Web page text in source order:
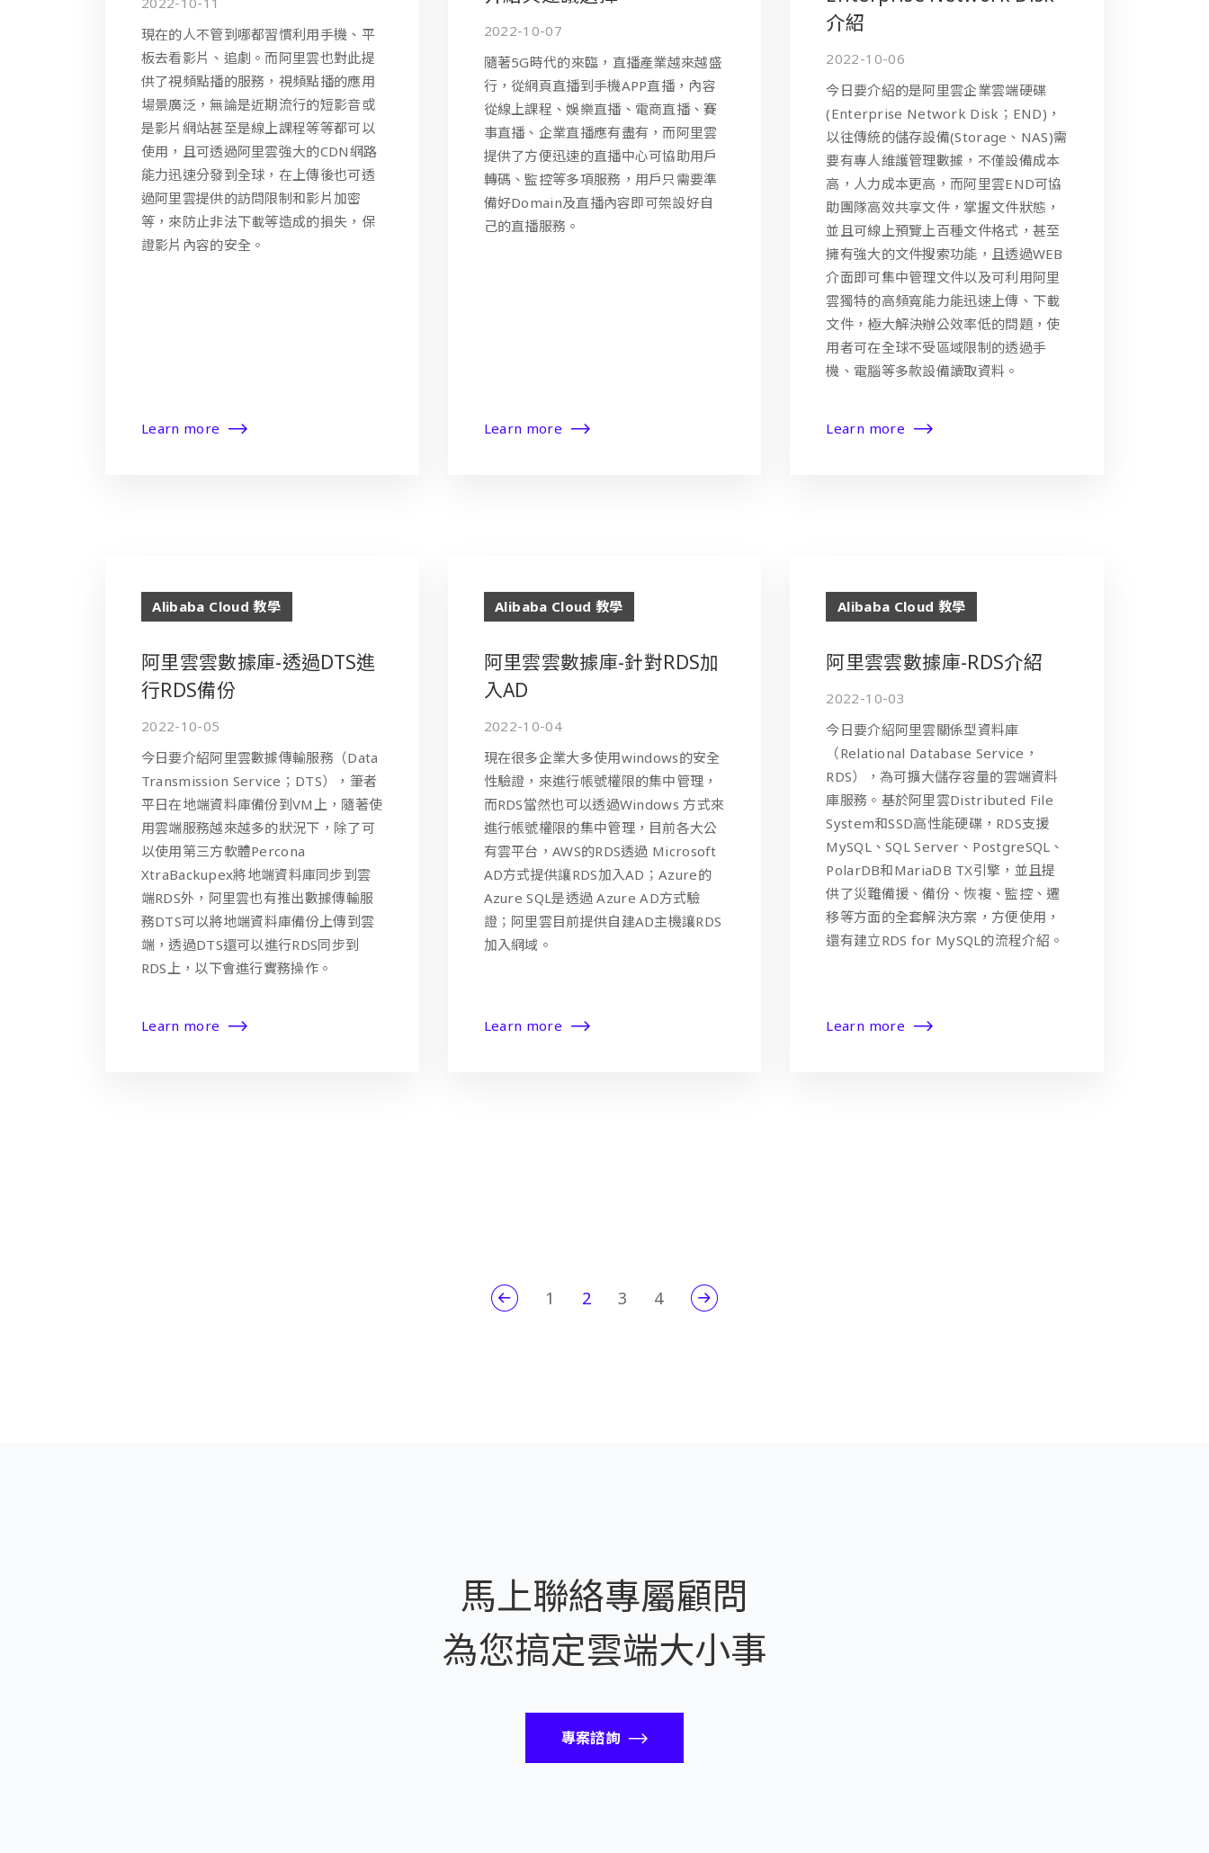
現在的人不管到哪都習慣利用手機、平
板去看影片、追劇。而阿里雲也對此提
供了視頻點播的服務，視頻點播的應用
場景廣泛，無論是近期流行的短影音或
是影片網站甚至是線上課程等等都可以
使用，且可透過阿里雲強大的CDN網路
能力迅速分發到全球，在上傳後也可透
過阿里雲提供的訪問限制和影片加密
等，來防止非法下載等造成的損失，保
證影片內容的安全。
Learn more
2022-10-07
隨著5G時代的來臨，直播產業越來越盛
行，從網頁直播到手機APP直播，內容
從線上課程、娛樂直播、電商直播、賽
事直播、企業直播應有盡有，而阿里雲
提供了方便迅速的直播中心可協助用戶
轉碼、監控等多項服務，用戶只需要準
備好Domain及直播內容即可架設好自
己的直播服務。
Learn more
介紹
2022-10-06
今日要介紹的是阿里雲企業雲端硬碟
(Enterprise Network Disk；END)，
以往傳統的儲存設備(Storage、NAS)需
要有專人維護管理數據，不僅設備成本
高，人力成本更高，而阿里雲END可協
助團隊高效共享文件，掌握文件狀態，
並且可線上預覽上百種文件格式，甚至
擁有強大的文件搜索功能，且透過WEB
介面即可集中管理文件以及可利用阿里
雲獨特的高頻寬能力能迅速上傳、下載
文件，極大解決辦公效率低的問題，使
用者可在全球不受區域限制的透過手
機、電腦等多款設備讀取資料。
Learn more
Alibaba Cloud 教學
阿里雲雲數據庫-透過DTS進
行RDS備份
2022-10-05
今日要介紹阿里雲數據傳輸服務（Data
Transmission Service；DTS），筆者
平日在地端資料庫備份到VM上，隨著使
用雲端服務越來越多的狀況下，除了可
以使用第三方軟體Percona
XtraBackupex將地端資料庫同步到雲
端RDS外，阿里雲也有推出數據傳輸服
務DTS可以將地端資料庫備份上傳到雲
端，透過DTS還可以進行RDS同步到
RDS上，以下會進行實務操作。
Learn more
Alibaba Cloud 教學
阿里雲雲數據庫-針對RDS加
入AD
2022-10-04
現在很多企業大多使用windows的安全
性驗證，來進行帳號權限的集中管理，
而RDS當然也可以透過Windows 方式來
進行帳號權限的集中管理，目前各大公
有雲平台，AWS的RDS透過 Microsoft
AD方式提供讓RDS加入AD；Azure的
Azure SQL是透過 Azure AD方式驗
證；阿里雲目前提供自建AD主機讓RDS
加入網域。
Learn more
Alibaba Cloud 教學
阿里雲雲數據庫-RDS介紹
2022-10-03
今日要介紹阿里雲關係型資料庫
（Relational Database Service，
RDS），為可擴大儲存容量的雲端資料
庫服務。基於阿里雲Distributed File
System和SSD高性能硬碟，RDS支援
MySQL、SQL Server、PostgreSQL、
PolarDB和MariaDB TX引擎，並且提
供了災難備援、備份、恢複、監控、遷
移等方面的全套解決方案，方便使用，
還有建立RDS for MySQL的流程介紹。
Learn more
1 2 3 4
馬上聯絡專屬顧問
為您搞定雲端大小事
專案諮詢